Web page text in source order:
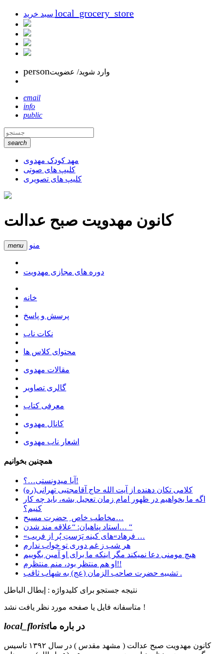
local_grocery_store
personوارد شوید/ عضویت
email
info
public
search
مهد کودک مهدوی
کلیپ های صوتی
کلیپ های تصویری
کانون مهدویت صبح عدالت
menu منو
دوره های مجازی مهدویت
خانه
پرسش و پاسخ
نکات ناب
محتوای کلاس ها
مقالات مهدوی
گالری تصاویر
معرفی کتاب
کانال مهدوی
اشعار ناب مهدوی
همچنین بخوانیم
آیا میدونستی…؟!
کلامی تکان دهنده از آیت الله حاج آقامجتبی تهرانی(ره)
اگه ما بخواهیم در ظهور امام زمان تعجیل بشه، باید چه کار
کنیم؟
مخاطب خاص ِ حضرت مسیح…
استاد پناهیان: “علاقه مند شدن… “
«فرهاد»های کینه پَرَستِ پُر از فریب …
هر شب ز غم دوری تو خواب ندارم
هیچ مومنی دعا نمیکند مگر اینکه ما برای او آمین بگوییم
او هم منتظر بود، منم منتظرم!!
تشبیه حضرت صاحب الزمان (عج) به شهاب ثاقب .
نتیجه جستجو برای کلیدواژه : إبطال الباطل
متاسفانه فایل یا صفحه مورد نظر یافت نشد !
local_floristدر باره ما
کانون مهدویت صبح عدالت ( مشهد مقدس ) در سال ۱۳۹۲ تاسیس